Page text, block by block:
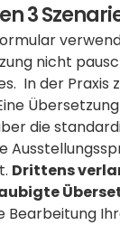
3
nicht
In der
die
Drittens
Bearbeitung